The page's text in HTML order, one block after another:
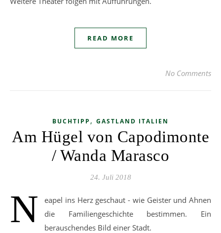
READ MORE
No Comments
BUCHTIPP , GASTLAND ITALIEN
Am Hügel von Capodimonte
/ Wanda Marasco
24. Juli 2018
N
eapel ins Herz geschaut - wie Geister und Ahnen
die Familiengeschichte bestimmen. Ein
berauschendes Bild einer Stadt.